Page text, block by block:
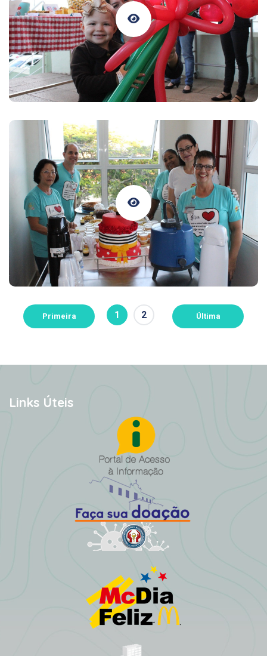
Primeira 1 2 Última
Links Úteis